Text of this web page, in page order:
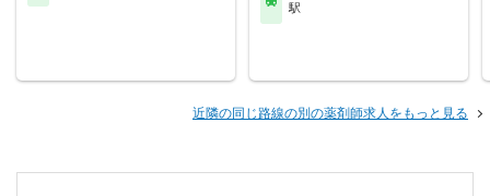
駅
近隣の同じ路線の別の薬剤師求人をもっと見る